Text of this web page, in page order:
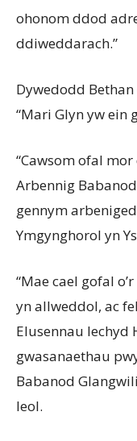
ohonom ddod
ddiweddarach.”
Dywedodd
“Mari Glyn yw ein
“Cawsom ofal
Arbennig
gennym
Ymgynghorol yn
“Mae cael gofal
yn allweddol, ac
Elusennau Iechyd
gwasanaethau
Babanod
leol.